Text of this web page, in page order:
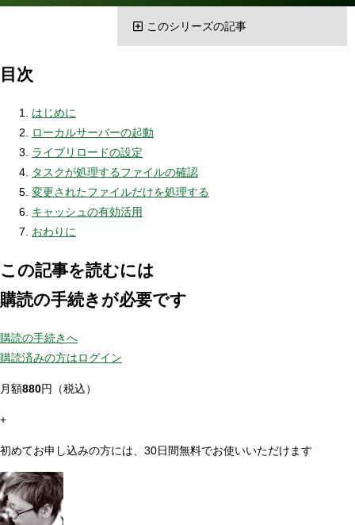
このシリーズの記事
目次
はじめに
ローカルサーバーの起動
ライブリロードの設定
タスクが処理するファイルの確認
変更されたファイルだけを処理する
キャッシュの有効活用
おわりに
この記事を読むには
購読の手続きが必要です
購読の手続きへ
購読済みの方はログイン
月額880円（税込）
+
初めてお申し込みの方には、30日間無料でお使いいただけます